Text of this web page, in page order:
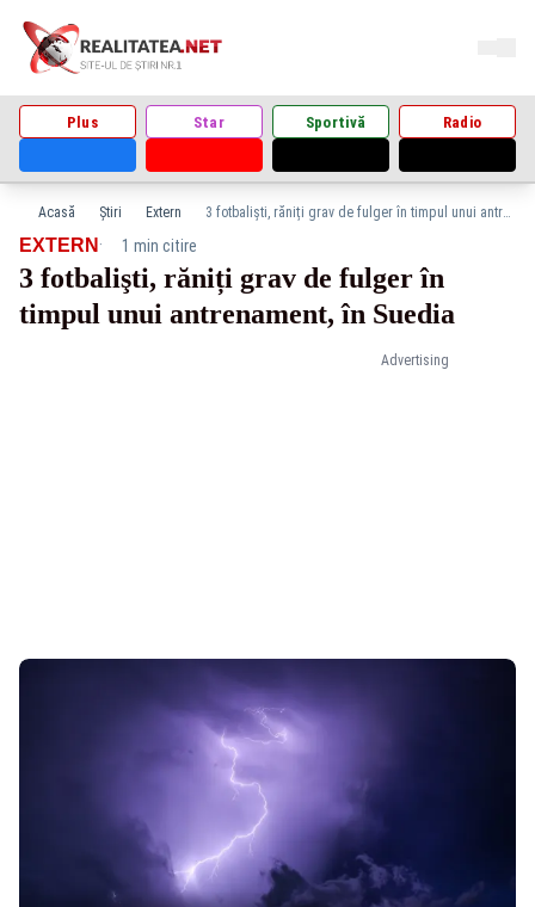
Plus Star Sportivă Radio
Acasă Știri Extern 3 fotbalişti, răniți grav de fulger în timpul unui antrenament, în Suedia
Advertising
EXTERN · 1 min citire
3 fotbalişti, răniți grav de fulger în
timpul unui antrenament, în Suedia